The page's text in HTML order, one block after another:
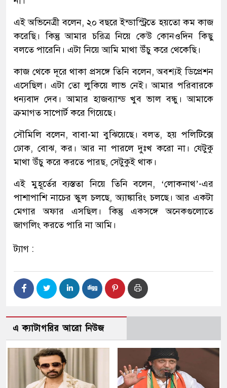
এই অভিনেত্রী বলেন, ২০ বছরে ইন্ডাস্ট্রিতে হয়তো কম কাজ
করেছি। কিন্তু আমার চরিত্র নিয়ে কেউ কোনওদিন কিছু
বলতে পারেনি। এটা নিয়ে আমি মাথা উঁচু করে থেকেছি।
কাজ থেকে দূরে থাকা প্রসঙ্গে তিনি বলেন, অবশ্যই ডিপ্রেশন
এসেছিল। এটা তো লুকিয়ে লাভ নেই। আমার পরিবারকে
ধন্যবাদ দেব। আমার হাজব্যান্ড খুব ভাল বন্ধু। আমাকে
ক্রমাগত সাপোর্ট করে গিয়েছে।
সৌমিলি বলেন, বাবা-মা বুঝিয়েছে। বলত, হয় পলিটিক্সে
ঢোক, বোঝ, কর। আর না পারলে দুঃখ করো না। যেটুকু
মাথা উঁচু করে করতে পারছ, সেটুকুই থাক।
এই মুহূর্তের ব্যস্ততা নিয়ে তিনি বলেন, ‘লোকনাথ’-এর
পাশাপাশি নাচের স্কুল চলছে, অ্যাঙ্কারিং চলছে। আর একটা
মেগার অফার এসছিল। কিন্তু একসঙ্গে অনেকগুলোতে
জাগলিং করতে পারি না আমি।
ট্যাগ :
এ ক্যাটাগরির আরো নিউজ